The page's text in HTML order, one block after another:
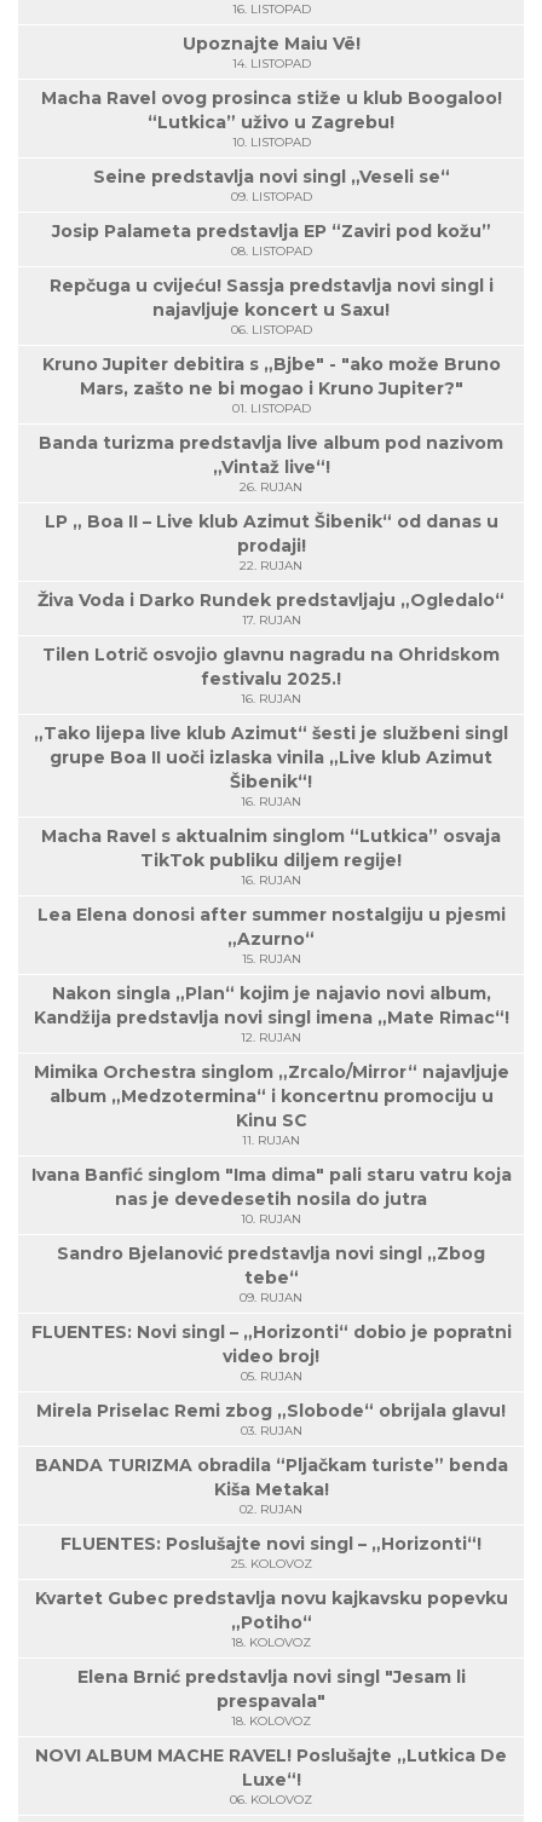
16. LISTOPAD
Upoznajte Maiu Vë!
14. LISTOPAD
Macha Ravel ovog prosinca stiže u klub Boogaloo!
“Lutkica” uživo u Zagrebu!
10. LISTOPAD
Seine predstavlja novi singl „Veseli se“
09. LISTOPAD
Josip Palameta predstavlja EP “Zaviri pod kožu”
08. LISTOPAD
Repčuga u cvijeću! Sassja predstavlja novi singl i
najavljuje koncert u Saxu!
06. LISTOPAD
Kruno Jupiter debitira s „Bjbe" - "ako može Bruno
Mars, zašto ne bi mogao i Kruno Jupiter?"
01. LISTOPAD
Banda turizma predstavlja live album pod nazivom
„Vintaž live“!
26. RUJAN
LP „ Boa II – Live klub Azimut Šibenik“ od danas u
prodaji!
22. RUJAN
Živa Voda i Darko Rundek predstavljaju „Ogledalo“
17. RUJAN
Tilen Lotrič osvojio glavnu nagradu na Ohridskom
festivalu 2025.!
16. RUJAN
„Tako lijepa live klub Azimut“ šesti je službeni singl
grupe Boa II uoči izlaska vinila „Live klub Azimut
Šibenik“!
16. RUJAN
Macha Ravel s aktualnim singlom “Lutkica” osvaja
TikTok publiku diljem regije!
16. RUJAN
Lea Elena donosi after summer nostalgiju u pjesmi
„Azurno“
15. RUJAN
Nakon singla „Plan“ kojim je najavio novi album,
Kandžija predstavlja novi singl imena „Mate Rimac“!
12. RUJAN
Mimika Orchestra singlom „Zrcalo/Mirror“ najavljuje
album „Medzotermina“ i koncertnu promociju u
Kinu SC
11. RUJAN
Ivana Banfić singlom "Ima dima" pali staru vatru koja
nas je devedesetih nosila do jutra
10. RUJAN
Sandro Bjelanović predstavlja novi singl „Zbog
tebe“
09. RUJAN
FLUENTES: Novi singl – „Horizonti“ dobio je popratni
video broj!
05. RUJAN
Mirela Priselac Remi zbog „Slobode“ obrijala glavu!
03. RUJAN
BANDA TURIZMA obradila “Pljačkam turiste” benda
Kiša Metaka!
02. RUJAN
FLUENTES: Poslušajte novi singl – „Horizonti“!
25. KOLOVOZ
Kvartet Gubec predstavlja novu kajkavsku popevku
„Potiho“
18. KOLOVOZ
Elena Brnić predstavlja novi singl "Jesam li
prespavala"
18. KOLOVOZ
NOVI ALBUM MACHE RAVEL! Poslušajte „Lutkica De
Luxe“!
06. KOLOVOZ